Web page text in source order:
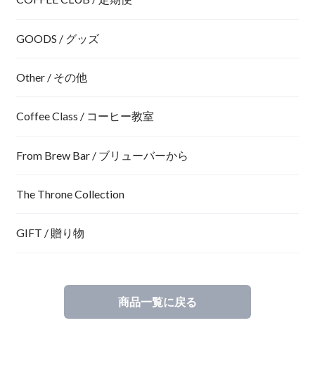
GOODS / グッズ
Other / その他
Coffee Class / コーヒー教室
From Brew Bar / ブリューバーから
The Throne Collection
GIFT / 贈り物
商品一覧に戻る